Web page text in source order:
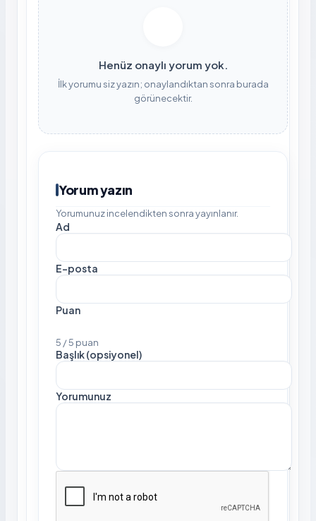
Henüz onaylı yorum yok.
İlk yorumu siz yazın; onaylandıktan sonra burada
görünecektir.
Yorum yazın
Yorumunuz incelendikten sonra yayınlanır.
Ad
E-posta
Puan
5 / 5 puan
Başlık (opsiyonel)
Yorumunuz